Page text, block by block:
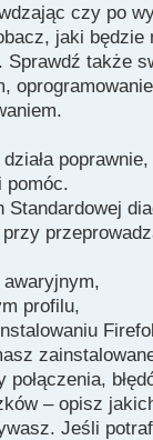
czy po
jaki będzie
Sprawdź także
pomóc.
Standardowej
profilu,
– opisz
Jeśli